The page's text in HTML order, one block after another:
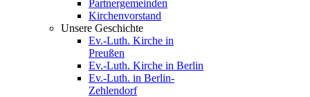
Partnergemeinden
Kirchenvorstand
Unsere Geschichte
Ev.-Luth. Kirche in
Preußen
Ev.-Luth. Kirche in Berlin
Ev.-Luth. in Berlin-
Zehlendorf